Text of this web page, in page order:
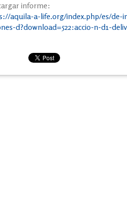
informe:
aquila-a-life.org/index.php/es/de-
d?download=522:accio-n-d1-